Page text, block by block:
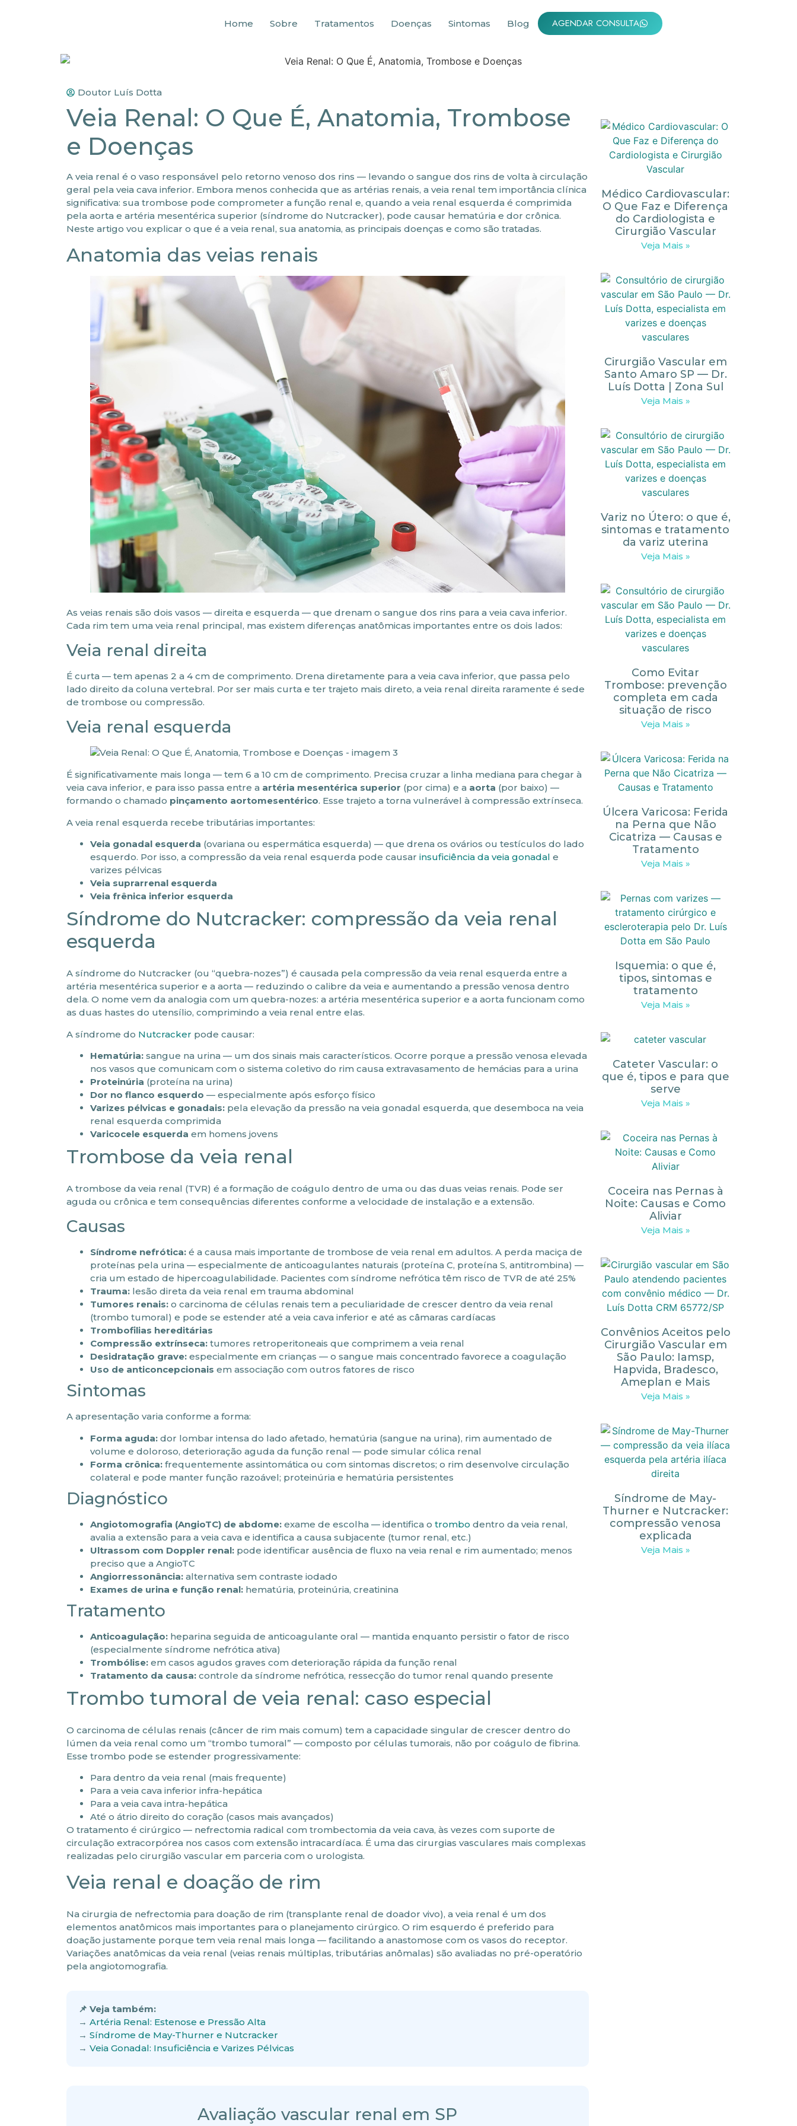
Home Sobre Tratamentos Doenças Sintomas Blog AGENDAR CONSULTA
Doutor Luís Dotta
Veia Renal: O Que É, Anatomia, Trombose
e Doenças
A veia renal é o vaso responsável pelo retorno venoso dos rins — levando o sangue dos rins de volta à circulação
geral pela veia cava inferior. Embora menos conhecida que as artérias renais, a veia renal tem importância clínica
significativa: sua trombose pode comprometer a função renal e, quando a veia renal esquerda é comprimida
pela aorta e artéria mesentérica superior (síndrome do Nutcracker), pode causar hematúria e dor crônica.
Neste artigo vou explicar o que é a veia renal, sua anatomia, as principais doenças e como são tratadas.
Anatomia das veias renais
As veias renais são dois vasos — direita e esquerda — que drenam o sangue dos rins para a veia cava inferior.
Cada rim tem uma veia renal principal, mas existem diferenças anatômicas importantes entre os dois lados:
Veia renal direita
É curta — tem apenas 2 a 4 cm de comprimento. Drena diretamente para a veia cava inferior, que passa pelo
lado direito da coluna vertebral. Por ser mais curta e ter trajeto mais direto, a veia renal direita raramente é sede
de trombose ou compressão.
Veia renal esquerda
É significativamente mais longa — tem 6 a 10 cm de comprimento. Precisa cruzar a linha mediana para chegar à
veia cava inferior, e para isso passa entre a artéria mesentérica superior (por cima) e a aorta (por baixo) —
formando o chamado pinçamento aortomesentérico. Esse trajeto a torna vulnerável à compressão extrínseca.
A veia renal esquerda recebe tributárias importantes:
Veia gonadal esquerda (ovariana ou espermática esquerda) — que drena os ovários ou testículos do lado
esquerdo. Por isso, a compressão da veia renal esquerda pode causar insuficiência da veia gonadal e
varizes pélvicas
Veia suprarrenal esquerda
Veia frênica inferior esquerda
Síndrome do Nutcracker: compressão da veia renal
esquerda
A síndrome do Nutcracker (ou “quebra-nozes”) é causada pela compressão da veia renal esquerda entre a
artéria mesentérica superior e a aorta — reduzindo o calibre da veia e aumentando a pressão venosa dentro
dela. O nome vem da analogia com um quebra-nozes: a artéria mesentérica superior e a aorta funcionam como
as duas hastes do utensílio, comprimindo a veia renal entre elas.
A síndrome do Nutcracker pode causar:
Hematúria: sangue na urina — um dos sinais mais característicos. Ocorre porque a pressão venosa elevada
nos vasos que comunicam com o sistema coletivo do rim causa extravasamento de hemácias para a urina
Proteinúria (proteína na urina)
Dor no flanco esquerdo — especialmente após esforço físico
Varizes pélvicas e gonadais: pela elevação da pressão na veia gonadal esquerda, que desemboca na veia
renal esquerda comprimida
Varicocele esquerda em homens jovens
Trombose da veia renal
A trombose da veia renal (TVR) é a formação de coágulo dentro de uma ou das duas veias renais. Pode ser
aguda ou crônica e tem consequências diferentes conforme a velocidade de instalação e a extensão.
Causas
Síndrome nefrótica: é a causa mais importante de trombose de veia renal em adultos. A perda maciça de
proteínas pela urina — especialmente de anticoagulantes naturais (proteína C, proteína S, antitrombina) —
cria um estado de hipercoagulabilidade. Pacientes com síndrome nefrótica têm risco de TVR de até 25%
Trauma: lesão direta da veia renal em trauma abdominal
Tumores renais: o carcinoma de células renais tem a peculiaridade de crescer dentro da veia renal
(trombo tumoral) e pode se estender até a veia cava inferior e até as câmaras cardíacas
Trombofilias hereditárias
Compressão extrínseca: tumores retroperitoneais que comprimem a veia renal
Desidratação grave: especialmente em crianças — o sangue mais concentrado favorece a coagulação
Uso de anticoncepcionais em associação com outros fatores de risco
Sintomas
A apresentação varia conforme a forma:
Forma aguda: dor lombar intensa do lado afetado, hematúria (sangue na urina), rim aumentado de
volume e doloroso, deterioração aguda da função renal — pode simular cólica renal
Forma crônica: frequentemente assintomática ou com sintomas discretos; o rim desenvolve circulação
colateral e pode manter função razoável; proteinúria e hematúria persistentes
Diagnóstico
Angiotomografia (AngioTC) de abdome: exame de escolha — identifica o trombo dentro da veia renal,
avalia a extensão para a veia cava e identifica a causa subjacente (tumor renal, etc.)
Ultrassom com Doppler renal: pode identificar ausência de fluxo na veia renal e rim aumentado; menos
preciso que a AngioTC
Angiorressonância: alternativa sem contraste iodado
Exames de urina e função renal: hematúria, proteinúria, creatinina
Tratamento
Anticoagulação: heparina seguida de anticoagulante oral — mantida enquanto persistir o fator de risco
(especialmente síndrome nefrótica ativa)
Trombólise: em casos agudos graves com deterioração rápida da função renal
Tratamento da causa: controle da síndrome nefrótica, ressecção do tumor renal quando presente
Trombo tumoral de veia renal: caso especial
O carcinoma de células renais (câncer de rim mais comum) tem a capacidade singular de crescer dentro do
lúmen da veia renal como um “trombo tumoral” — composto por células tumorais, não por coágulo de fibrina.
Esse trombo pode se estender progressivamente:
Para dentro da veia renal (mais frequente)
Para a veia cava inferior infra-hepática
Para a veia cava intra-hepática
Até o átrio direito do coração (casos mais avançados)
O tratamento é cirúrgico — nefrectomia radical com trombectomia da veia cava, às vezes com suporte de
circulação extracorpórea nos casos com extensão intracardíaca. É uma das cirurgias vasculares mais complexas
realizadas pelo cirurgião vascular em parceria com o urologista.
Veia renal e doação de rim
Na cirurgia de nefrectomia para doação de rim (transplante renal de doador vivo), a veia renal é um dos
elementos anatômicos mais importantes para o planejamento cirúrgico. O rim esquerdo é preferido para
doação justamente porque tem veia renal mais longa — facilitando a anastomose com os vasos do receptor.
Variações anatômicas da veia renal (veias renais múltiplas, tributárias anômalas) são avaliadas no pré-operatório
pela angiotomografia.
📌 Veja também:
→ Artéria Renal: Estenose e Pressão Alta
→ Síndrome de May-Thurner e Nutcracker
→ Veia Gonadal: Insuficiência e Varizes Pélvicas
Avaliação vascular renal em SP
Médico Cardiovascular:
O Que Faz e Diferença
do Cardiologista e
Cirurgião Vascular
Veja Mais »
Cirurgião Vascular em
Santo Amaro SP — Dr.
Luís Dotta | Zona Sul
Veja Mais »
Variz no Útero: o que é,
sintomas e tratamento
da variz uterina
Veja Mais »
Como Evitar
Trombose: prevenção
completa em cada
situação de risco
Veja Mais »
Úlcera Varicosa: Ferida
na Perna que Não
Cicatriza — Causas e
Tratamento
Veja Mais »
Isquemia: o que é,
tipos, sintomas e
tratamento
Veja Mais »
Cateter Vascular: o
que é, tipos e para que
serve
Veja Mais »
Coceira nas Pernas à
Noite: Causas e Como
Aliviar
Veja Mais »
Convênios Aceitos pelo
Cirurgião Vascular em
São Paulo: Iamsp,
Hapvida, Bradesco,
Ameplan e Mais
Veja Mais »
Síndrome de May-
Thurner e Nutcracker:
compressão venosa
explicada
Veja Mais »